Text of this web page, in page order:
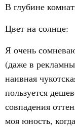
В глубине
Цвет на солнце:
Я очень
(даже в
наивная
пользуется
совпадения
моя юность,